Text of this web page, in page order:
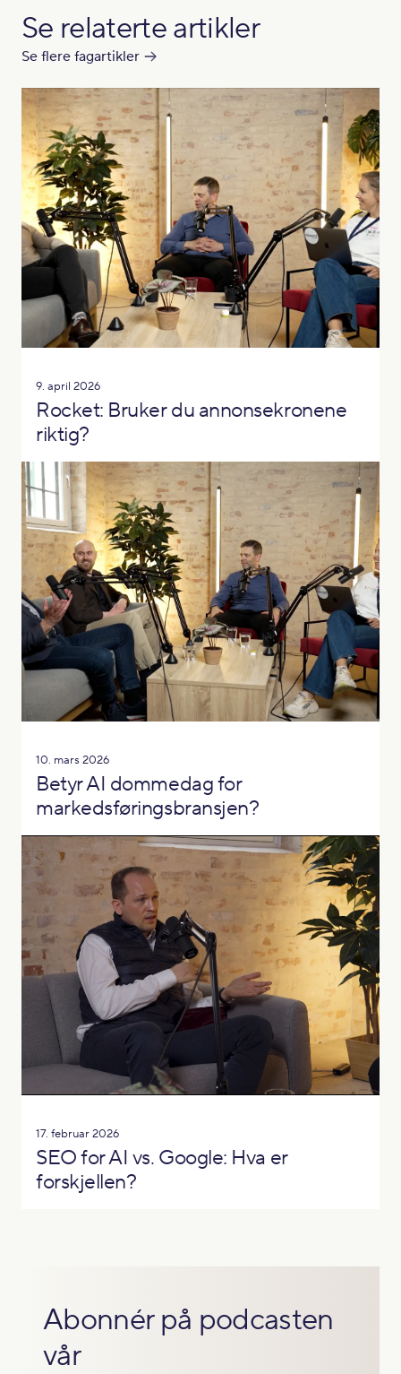
Se relaterte artikler
Se flere fagartikler
9. april 2026
Rocket: Bruker du annonsekronene
riktig?
10. mars 2026
Betyr AI dommedag for
markedsføringsbransjen?
17. februar 2026
SEO for AI vs. Google: Hva er
forskjellen?
Abonnér på podcasten
vår